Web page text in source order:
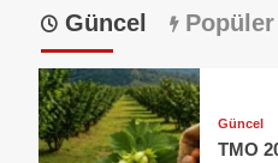
Güncel Popüler
Güncel
TMO